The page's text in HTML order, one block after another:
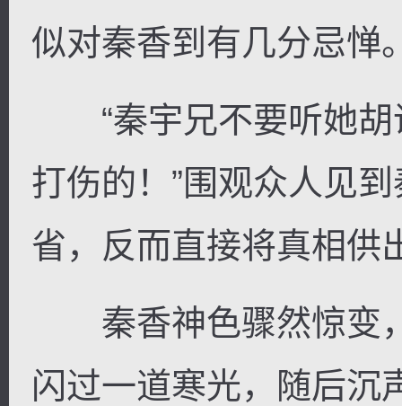
似对秦香到有几分忌惮
“秦宇兄不要听她胡
打伤的！”围观众人见
省，反而直接将真相供
秦香神色骤然惊变
闪过一道寒光，随后沉